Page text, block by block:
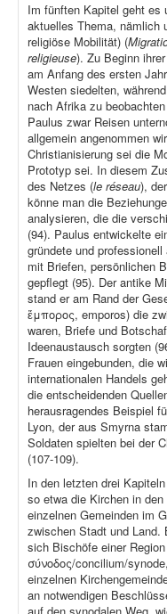
Im fünften Kapitel geht es
aktuelles Thema, nämlich
religiöse Mobilität) (
religieuse). Zu Beginn
am Anfang des ersten
Westen siedelten,
nach Afrika zu
Paulus zwar Reisen
allgemein angenommen
Christianisierung sei die
Prototyp sei. In diesem
des Netzes (le réseau),
könne man die
analysieren, die die
(94). Paulus entwickelte
gründete und
mit Briefen, persönlichen
gepflegt (95). Der antike
stand er am Rand der
ἔμπορος, emporos) die
waren, Briefe und
Ideenaustausch sorgten
Frauen eingebunden, die
internationalen Handels
die entscheidenden
herausragendes Beispiel
Lyon, der aus Smyrna
Soldaten spielten bei der
(107-109).
In den letzten drei
so etwa die Kirchen in
einzelnen Gemeinden im
zwischen Stadt und
sich Bischöfe einer
σύνοδος/concilium/
einzelnen
an notwendigen